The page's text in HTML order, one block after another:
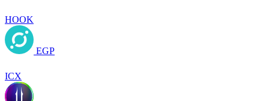
HOOK
EGP
ICX